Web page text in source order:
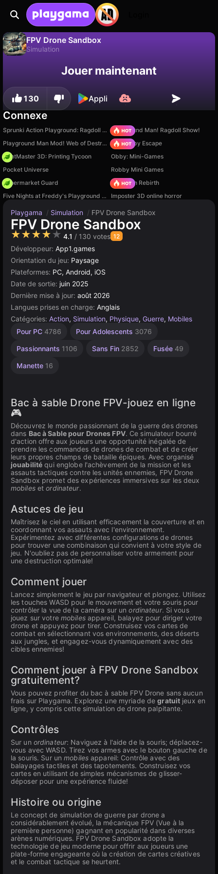
FPV Drone Sandbox
Simulation
progression !
Non Enregistrer
Jouer maintenant
130 Appli
Connexe
Sprunki Action Playground: Ragdoll Sandbox Playground Man! Ragdoll Show!
Playground Man Mod! Web of Destruction! Your Obby Escape
PrintMaster 3D: Printing Tycoon
Obby: Mini-Games
Pocket Universe
Robby Mini Games
Supermarket Guard
Stickman Rebirth
Five Nights at Freddy's Playground Sandbox
Imposter 3D online horror
Playgama / Simulation / FPV Drone Sandbox
FPV Drone Sandbox
★★★★★ 4.1 / 130 votes 12
Développeur: App1.games
Orientation du jeu: Paysage
Plateformes: PC, Android, iOS
Date de sortie: juin 2025
Dernière mise à jour: août 2026
Langues prises en charge: Anglais
Catégories: Action, Simulation, Physique, Guerre, Mobiles
Pour PC 4786 Pour Adolescents 3076
Passionnants 1106 Sans Fin 2852 Fusée 49
Manette 16
Combat
À 1
4131
Hélicoptères
Bac à
414
Haute
3571
Russes
Navigateur
Unity
ligne
Bac à sable Drone FPV-jouez en ligne
🎮
Découvrez le monde passionnant de la guerre des drones
dans Bac à Sable pour Drones FPV. Ce simulateur bourré
d'action offre aux joueurs une opportunité inégalée de
prendre les commandes de drones de combat et de créer
leurs propres champs de bataille épiques. Avec organisé
jouabilité qui englobe l'achèvement de la mission et les
assauts tactiques contre les unités ennemies, FPV Drone
Sandbox promet des expériences immersives sur les deux
mobilesetordinateur.
Astuces de jeu
Maîtrisez le ciel en utilisant efficacement la couverture et en
coordonnant vos assauts avec l'environnement.
Expérimentez avec différentes configurations de drones
pour trouver une combinaison qui convient à votre style de
jeu. N'oubliez pas de personnaliser votre armement pour
une destruction optimale!
Comment jouer
Lancez simplement le jeu par navigateur et plongez. Utilisez
les touches WASD pour le mouvement et votre souris pour
contrôler la vue de la caméra sur unordinateur. Si vous
jouez sur votre mobilesappareil, balayez pour diriger votre
drone et appuyez pour tirer. Construisez vos cartes de
combat en sélectionnant vos environnements, des déserts
aux jungles, et engagez-vous dynamiquement avec des
cibles ennemies!
Comment jouer à FPV Drone Sandbox
gratuitement?
Vous pouvez profiter du bac à sable FPV Drone sans aucun
frais sur Playgama. Explorez une myriade degratuit jeux en
ligne, y compris cette simulation de drone palpitante.
Contrôles
Sur un ordinateur: Naviguez à l'aide de la souris; déplacez-
vous avec WASD. Tirez vos armes avec le bouton gauche de
la souris. Sur unmobiles appareil: Contrôle avec des
balayages tactiles et des tapotements. Construisez vos
cartes en utilisant de simples mécanismes de glisser-
déposer pour une expérience fluide!
Histoire ou origine
Le concept de simulation de guerre par drone a
considérablement évolué, la mécanique FPV (Vue à la
première personne) gagnant en popularité dans diverses
arènes numériques. FPV Drone Sandbox adopte la
technologie de jeu moderne pour offrir aux joueurs une
plate-forme engageante où la création de cartes créatives
et le combat tactique se heurtent.